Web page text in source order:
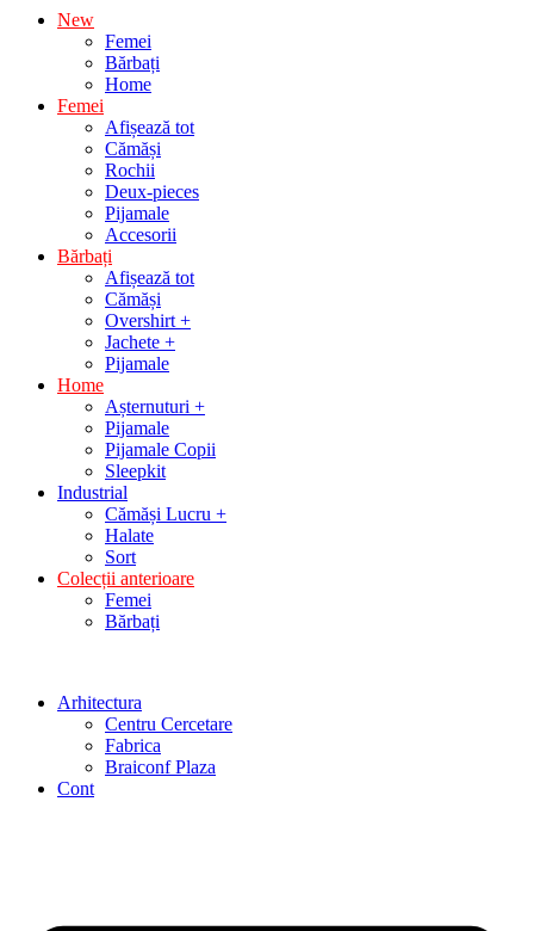
New
Femei
Bărbați
Home
Femei
Afișează tot
Cămăși
Rochii
Deux-pieces
Pijamale
Accesorii
Bărbați
Afișează tot
Cămăși
Overshirt +
Jachete +
Pijamale
Home
Așternuturi +
Pijamale
Pijamale Copii
Sleepkit
Industrial
Cămăși Lucru +
Halate
Sort
Colecții anterioare
Femei
Bărbați
Arhitectura
Centru Cercetare
Fabrica
Braiconf Plaza
Cont